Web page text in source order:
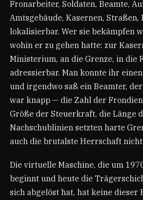
Fronarbeiter, Soldaten, Beamte,
Amtsgebäude, Kasernen, Straßen,
lokalisierbar. Wer sie bekämpfen
wohin er zu gehen hatte: zur
Ministerium, an die Grenze, in die
adressierbar. Man konnte ihr
und irgendwo saß ein Beamter,
war knapp — die Zahl der
Größe der Steuerkraft, die Länge
Nachschublinien setzten harte
auch die brutalste Herrschaft
Die virtuelle Maschine, die um
beginnt und heute die
sich abgelöst hat, hat keine dieser